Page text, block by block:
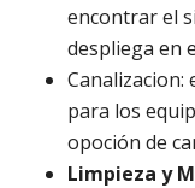
encontrar el
despliega en
Canalizacion:
para los
opoción de
Limpieza y